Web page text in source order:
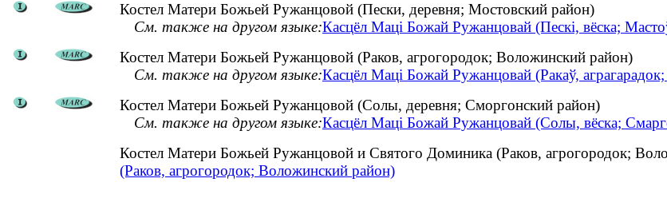
Костел Матери Божьей Ружанцовой (Пески, деревня; Мостовский район)
См. также на другом языке:Касцёл Маці Божай Ружанцовай (Пескі, вёска;
Костел Матери Божьей Ружанцовой (Раков, агрогородок; Воложинский район)
См. также на другом языке:Касцёл Маці Божай Ружанцовай (Ракаў,
Костел Матери Божьей Ружанцовой (Солы, деревня; Сморгонский район)
См. также на другом языке:Касцёл Маці Божай Ружанцовай (Солы, вёска;
Костел Матери Божьей Ружанцовой и Святого Доминика (Раков, агрогородок;
(Раков, агрогородок; Воложинский район)